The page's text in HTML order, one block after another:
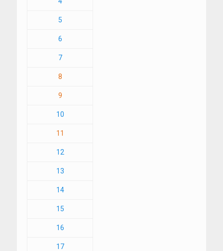
5
6
7
8
9
10
11
12
13
14
15
16
17